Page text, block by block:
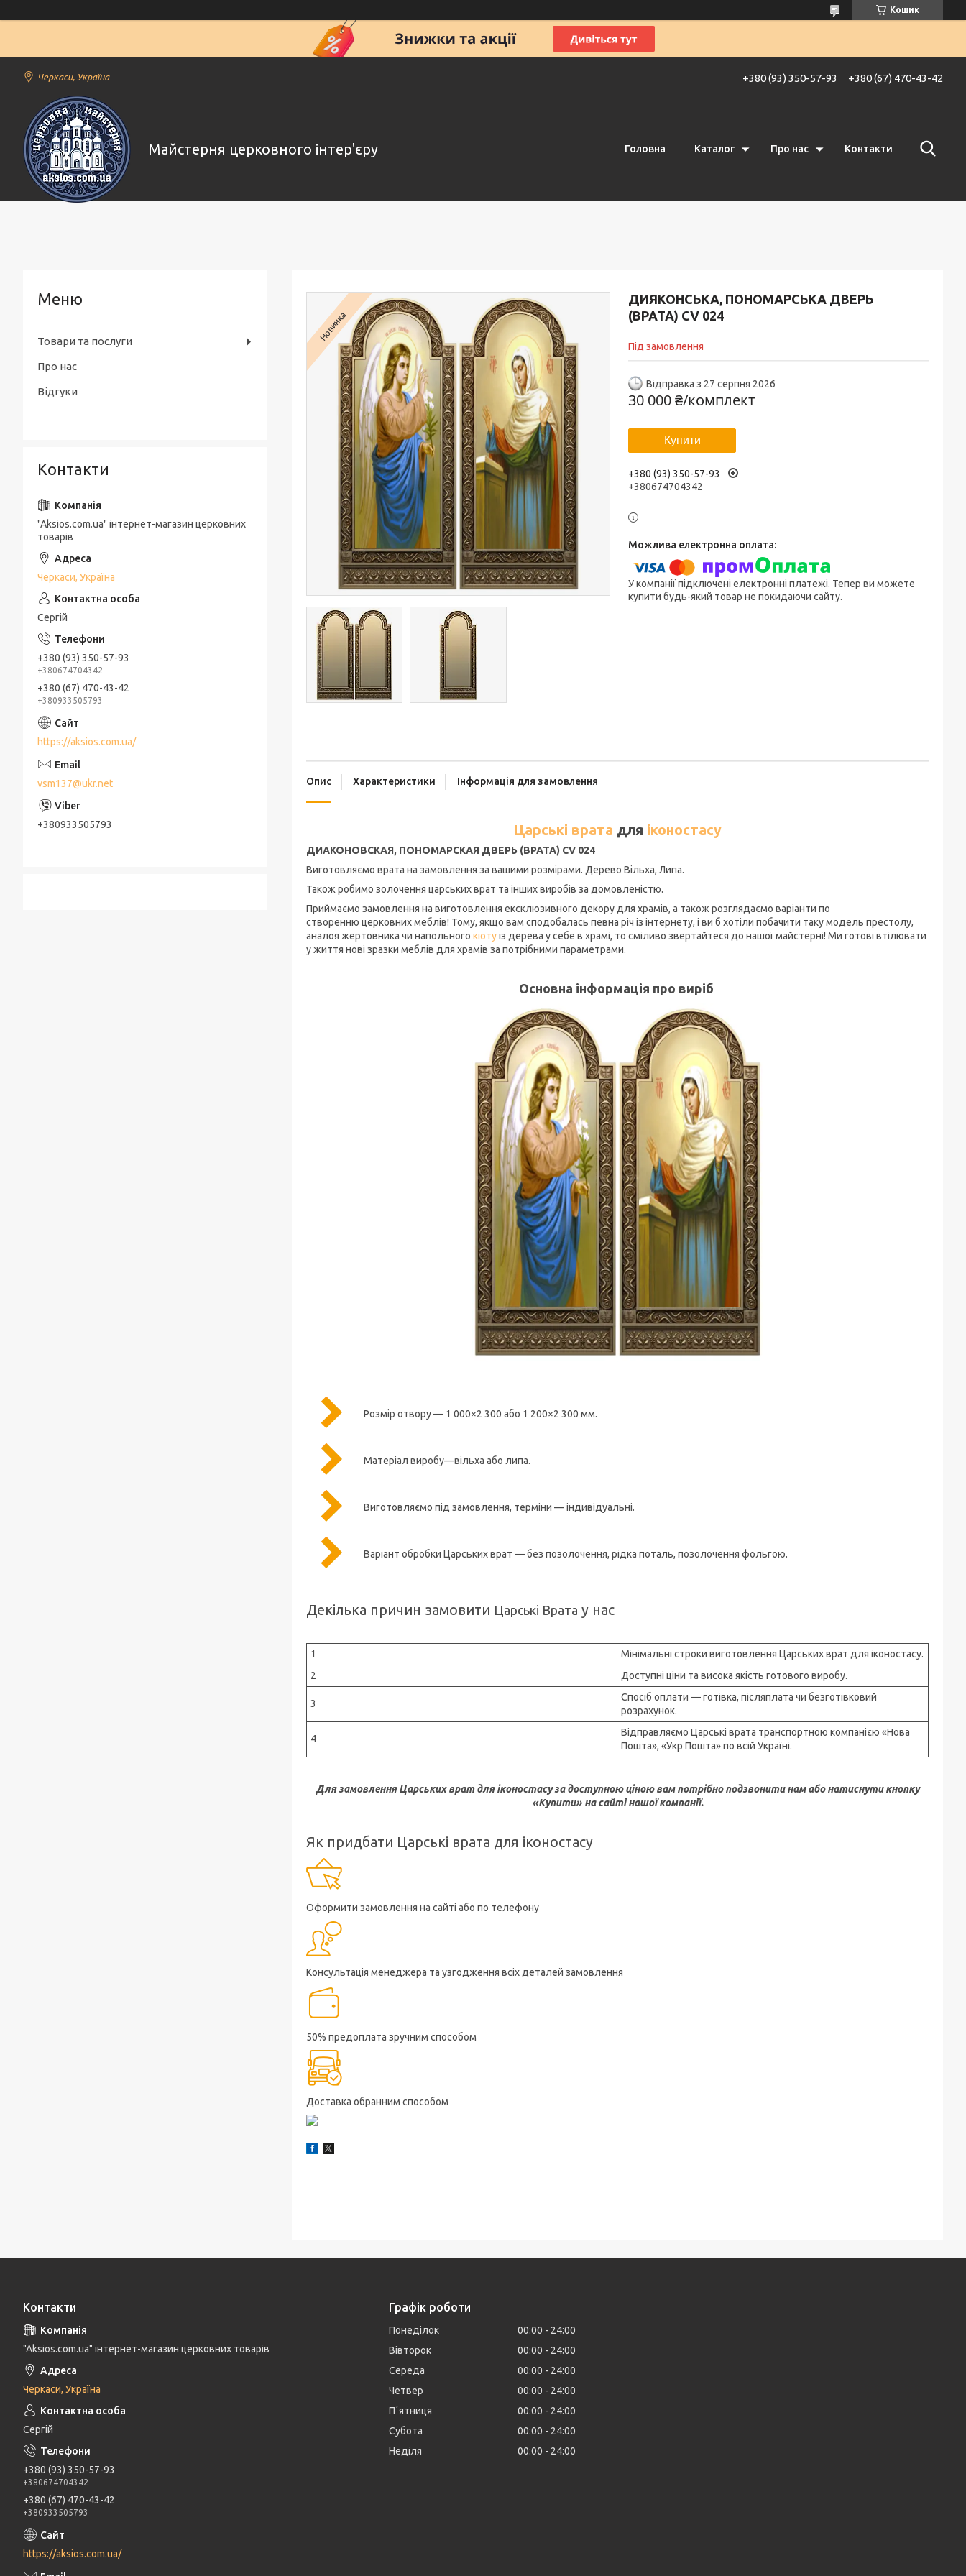
Кошик
Черкаси, Україна +380 (93) 350-57-93 +380 (67) 470-43-42
Майстерня церковного інтер'єру Головна Каталог Про нас Контакти
ДИЯКОНСЬКА, ПОНОМАРСЬКА ДВЕРЬ
(ВРАТА) CV 024
Під замовлення
Відправка з 27 серпня 2026
30 000 ₴/комплект
Купити
+380 (93) 350-57-93
+380674704342
У компанії підключені електронні платежі. Тепер ви можете
купити будь-який товар не покидаючи сайту.
Новинка
Опис Характеристики Інформація для замовлення
Царські врата для іконостасу
ДИАКОНОВСКАЯ, ПОНОМАРСКАЯ ДВЕРЬ (ВРАТА) CV 024
Виготовляємо врата на замовлення за вашими розмірами. Дерево Вільха, Липа.
Також робимо золочення царських врат та інших виробів за домовленістю.
Приймаємо замовлення на виготовлення ексклюзивного декору для храмів, а також розглядаємо варіанти по
створенню церковних меблів! Тому, якщо вам сподобалась певна річ із інтернету, і ви б хотіли побачити таку модель престолу,
аналоя жертовника чи напольного кіотуіз дерева у себе в храмі, то сміливо звертайтеся до нашої майстерні! Ми готові втілювати
у життя нові зразки меблів для храмів за потрібними параметрами.
Основна інформація про виріб
Розмір отвору — 1 000×2 300 або 1 200×2 300 мм.
Матеріал виробу—вільха або липа.
Виготовляємо під замовлення, терміни — індивідуальні.
Варіант обробки Царських врат — без позолочення, рідка поталь, позолочення фольгою.
Декілька причин замовити Царські Врата у нас
1
Мінімальні строки виготовлення Царських врат для іконостасу.
2
Доступні ціни та висока якість готового виробу.
3
Спосіб оплати — готівка, післяплата чи безготівковий
розрахунок.
4
Відправляємо Царські врата транспортною компанією «Нова
Пошта», «Укр Пошта» по всій Україні.
Для замовлення Царських врат для іконостасу за доступною ціною вам потрібно подзвонити нам або натиснути кнопку
«Купити» на сайті нашої компанії.
Як придбати Царські врата для іконостасу
Оформити замовлення на сайті або по телефону
Консультація менеджера та узгодження всіх деталей замовлення
50% предоплата зручним способом
Доставка обранним способом
Товари та послуги
Про нас
Відгуки
Контакти
"Aksios.com.ua" інтернет-магазин церковних
товарів
Черкаси, Україна
Сергій
+380 (93) 350-57-93
+380674704342
+380 (67) 470-43-42
+380933505793
https://aksios.com.ua/
vsm137@ukr.net
+380933505793
Контакти
"Aksios.com.ua" інтернет-магазин церковних товарів
Черкаси, Україна
Сергій
+380 (93) 350-57-93
+380674704342
+380 (67) 470-43-42
+380933505793
https://aksios.com.ua/
Графік роботи
Понеділок 00:00
24:00
Вівторок
00:00
24:00
Середа
00:00
24:00
Четвер
00:00
24:00
Пʼятниця
00:00
24:00
Субота
00:00
24:00
Неділя
00:00 24:00